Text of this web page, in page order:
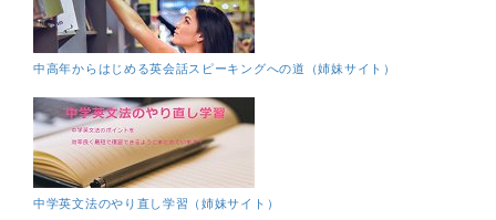
中高年からはじめる英会話スピーキングへの道（姉妹サイト）
中学英文法のやり直し学習（姉妹サイト）